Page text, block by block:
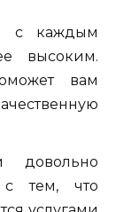
с каждым
высоким.
вам
довольно
с тем, что